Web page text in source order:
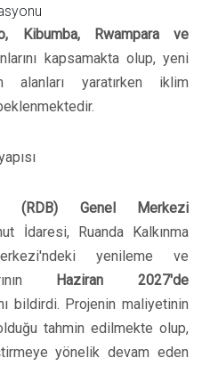
Kibumba, Rwampara ve
kapsamakta olup, yeni
alanları yaratırken iklim
(RDB) Genel Merkezi
İdaresi, Ruanda Kalkınma
yenileme ve
Haziran 2027'de
bildirdi. Projenin maliyetinin
tahmin edilmekte olup,
yönelik devam eden